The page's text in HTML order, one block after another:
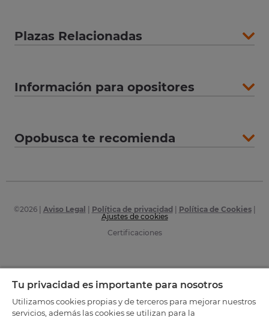
Plazas Relacionadas
Información para opositores
Opobusca te recomienda
©2026| Aviso Legal Política de privacidad Política de Cookies|
Ajustes de cookies
Certificaciones
Tu privacidad es importante para nosotros
Utilizamos cookies propias y de terceros para mejorar nuestros
servicios, además las cookies se utilizan para la